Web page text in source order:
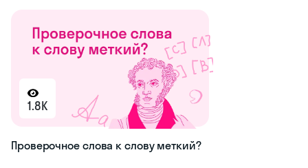
1.8K
Проверочное слова к слову меткий?